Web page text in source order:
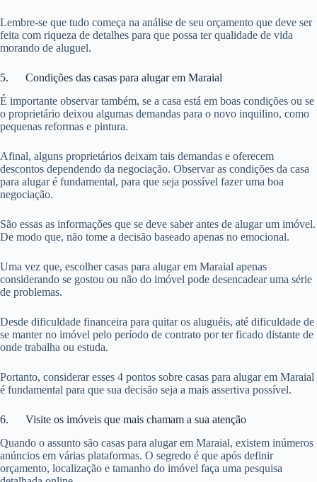
Lembre-se que tudo começa na análise de seu orçamento que deve ser
feita com riqueza de detalhes para que possa ter qualidade de vida
morando de aluguel.
5. Condições das casas para alugar em Maraial
É importante observar também, se a casa está em boas condições ou se
o proprietário deixou algumas demandas para o novo inquilino, como
pequenas reformas e pintura.
Afinal, alguns proprietários deixam tais demandas e oferecem
descontos dependendo da negociação. Observar as condições da casa
para alugar é fundamental, para que seja possível fazer uma boa
negociação.
São essas as informações que se deve saber antes de alugar um imóvel.
De modo que, não tome a decisão baseado apenas no emocional.
Uma vez que, escolher casas para alugar em Maraial apenas
considerando se gostou ou não do imóvel pode desencadear uma série
de problemas.
Desde dificuldade financeira para quitar os aluguéis, até dificuldade de
se manter no imóvel pelo período de contrato por ter ficado distante de
onde trabalha ou estuda.
Portanto, considerar esses 4 pontos sobre casas para alugar em Maraial
é fundamental para que sua decisão seja a mais assertiva possível.
6. Visite os imóveis que mais chamam a sua atenção
Quando o assunto são casas para alugar em Maraial, existem inúmeros
anúncios em várias plataformas. O segredo é que após definir
orçamento, localização e tamanho do imóvel faça uma pesquisa